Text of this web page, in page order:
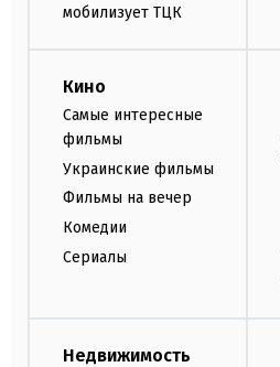
мобилизует ТЦК
Кино
Самые интересные
фильмы
Украинские фильмы
Фильмы на вечер
Комедии
Сериалы
Недвижимость